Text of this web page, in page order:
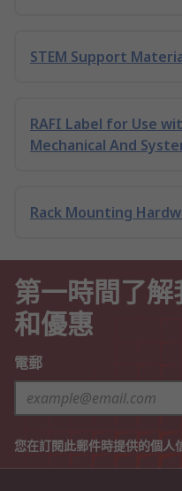
STEM Support
RAFI Label for Use
Mechanical And
Rack Mounting
第一時間了
和優惠
電郵
您在訂閱此郵件時提供的個人